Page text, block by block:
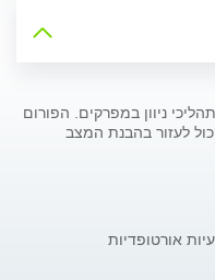
ניוון במפרקים. הפורום
לעזור בהבנת המצב
אורטופדיות